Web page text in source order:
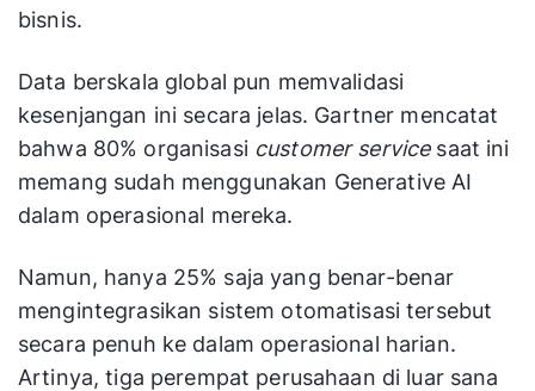
bisnis.
Data berskala global pun memvalidasi
kesenjangan ini secara jelas. Gartner mencatat
bahwa 80% organisasi customer servicesaat ini
memang sudah menggunakan Generative AI
dalam operasional mereka.
Namun, hanya 25% saja yang benar-benar
mengintegrasikan sistem otomatisasi tersebut
secara penuh ke dalam operasional harian.
Artinya, tiga perempat perusahaan di luar sana